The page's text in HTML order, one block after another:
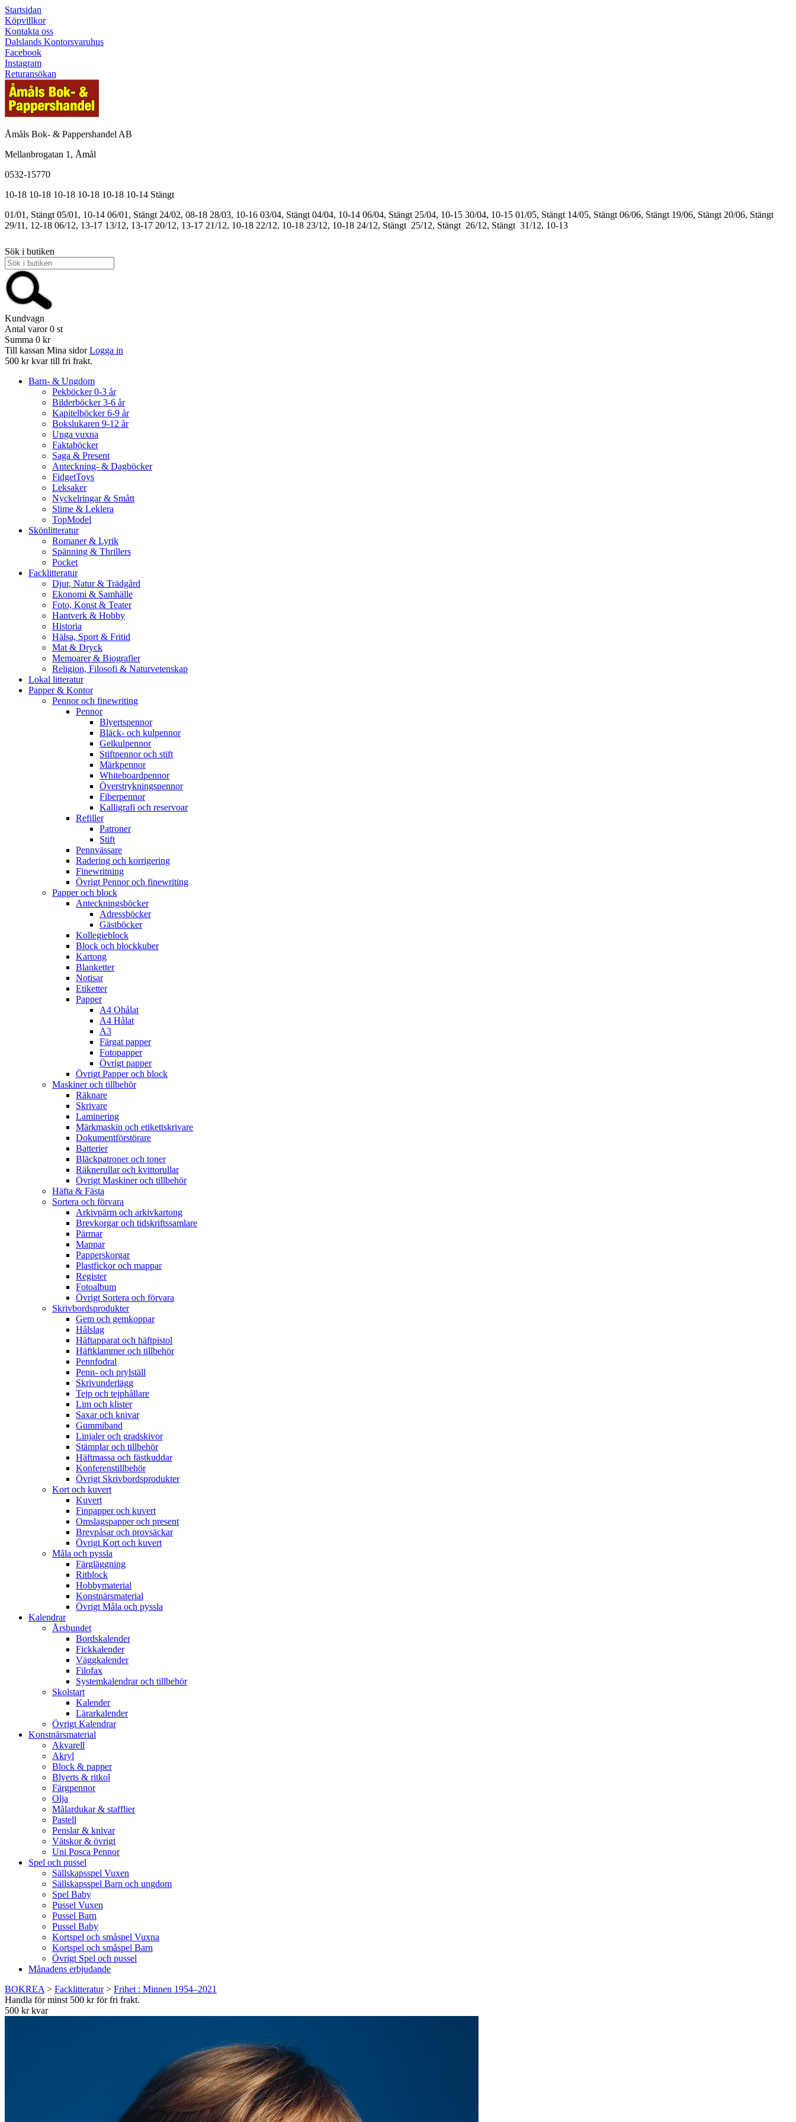
Startsidan
Köpvillkor
Kontakta oss
Dalslands Kontorsvaruhus
Facebook
Instagram
Returansökan
Åmåls Bok- & Pappershandel AB
Mellanbrogatan 1, Åmål
0532-15770
10-18 10-18 10-18 10-18 10-18 10-14 Stängt
01/01, Stängt 05/01, 10-14 06/01, Stängt 24/02, 08-18 28/03, 10-16 03/04, Stängt 04/04, 10-14 06/04, Stängt 25/04, 10-15 30/04, 10-15 01/05, Stängt 14/05, Stängt 06/06, Stängt 19/06, Stängt 20/06, Stängt
29/11, 12-18 06/12, 13-17 13/12, 13-17 20/12, 13-17 21/12, 10-18 22/12, 10-18 23/12, 10-18 24/12, Stängt 25/12, Stängt 26/12, Stängt 31/12, 10-13
Sök i butiken
Kundvagn
Antal varor 0 st
Summa 0 kr
Till kassan Mina sidor Logga in
500 kr kvar till fri frakt.
Barn- & Ungdom
Pekböcker 0-3 år
Bilderböcker 3-6 år
Kapitelböcker 6-9 år
Bokslukaren 9-12 år
Unga vuxna
Faktaböcker
Saga & Present
Anteckning- & Dagböcker
FidgetToys
Leksaker
Nyckelringar & Smått
Slime & Leklera
TopModel
Skönlitteratur
Romaner & Lyrik
Spänning & Thrillers
Pocket
Facklitteratur
Djur, Natur & Trädgård
Ekonomi & Samhälle
Foto, Konst & Teater
Hantverk & Hobby
Historia
Hälsa, Sport & Fritid
Mat & Dryck
Memoarer & Biografier
Religion, Filosofi & Naturvetenskap
Lokal litteratur
Papper & Kontor
Pennor och finewriting
Pennor
Blyertspennor
Bläck- och kulpennor
Gelkulpennor
Stiftpennor och stift
Märkpennor
Whiteboardpennor
Överstrykningspennor
Fiberpennor
Kalligrafi och reservoar
Refiller
Patroner
Stift
Pennvässare
Radering och korrigering
Finewritning
Övrigt Pennor och finewriting
Papper och block
Anteckningsböcker
Adressböcker
Gästböcker
Kollegieblock
Block och blockkuber
Kartong
Blanketter
Notisar
Etiketter
Papper
A4 Ohålat
A4 Hålat
A3
Färgat papper
Fotopapper
Övrigt papper
Övrigt Papper och block
Maskiner och tillbehör
Räknare
Skrivare
Laminering
Märkmaskin och etikettskrivare
Dokumentförstörare
Batterier
Bläckpatroner och toner
Räknerullar och kvittorullar
Övrigt Maskiner och tillbehör
Häfta & Fästa
Sortera och förvara
Arkivpärm och arkivkartong
Brevkorgar och tidskriftssamlare
Pärmar
Mappar
Papperskorgar
Plastfickor och mappar
Register
Fotoalbum
Övrigt Sortera och förvara
Skrivbordsprodukter
Gem och gemkoppar
Hålslag
Häftapparat och häftpistol
Häftklammer och tillbehör
Pennfodral
Penn- och prylställ
Skrivunderlägg
Tejp och tejphållare
Lim och klister
Saxar och knivar
Gummiband
Linjaler och gradskivor
Stämplar och tillbehör
Häftmassa och fästkuddar
Konferenstillbehör
Övrigt Skrivbordsprodukter
Kort och kuvert
Kuvert
Finpapper och kuvert
Omslagspapper och present
Brevpåsar och provsäckar
Övrigt Kort och kuvert
Måla och pyssla
Färgläggning
Ritblock
Hobbymaterial
Konstnärsmaterial
Övrigt Måla och pyssla
Kalendrar
Årsbundet
Bordskalender
Fickkalender
Väggkalender
Filofax
Systemkalendrar och tillbehör
Skolstart
Kalender
Lärarkalender
Övrigt Kalendrar
Konstnärsmaterial
Akvarell
Akryl
Block & papper
Blyerts & ritkol
Färgpennor
Olja
Målardukar & stafflier
Pastell
Penslar & knivar
Vätskor & övrigt
Uni Posca Pennor
Spel och pussel
Sällskapsspel Vuxen
Sällskapsspel Barn och ungdom
Spel Baby
Pussel Vuxen
Pussel Barn
Pussel Baby
Kortspel och småspel Vuxna
Kortspel och småspel Barn
Övrigt Spel och pussel
Månadens erbjudande
BOKREA > Facklitteratur> Frihet : Minnen 1954–2021
Handla för minst 500 kr för fri frakt.
500 kr kvar